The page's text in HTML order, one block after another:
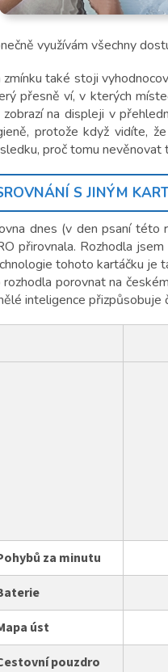
využívám všechny
zmínku také stoji
přesně ví, v kterých
na displeji v
protože když vidíte,
proč tomu nevěnovat
S JINÝM
dnes (v den psaní této
přirovnala. Rozhodla
tohoto kartáčku je
rozhodla porovnat na
inteligence přizpůsobuje
za minutu
úst
pouzdro